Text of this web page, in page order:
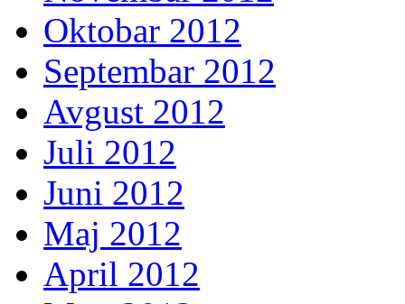
Oktobar 2012
Septembar 2012
Avgust 2012
Juli 2012
Juni 2012
Maj 2012
April 2012